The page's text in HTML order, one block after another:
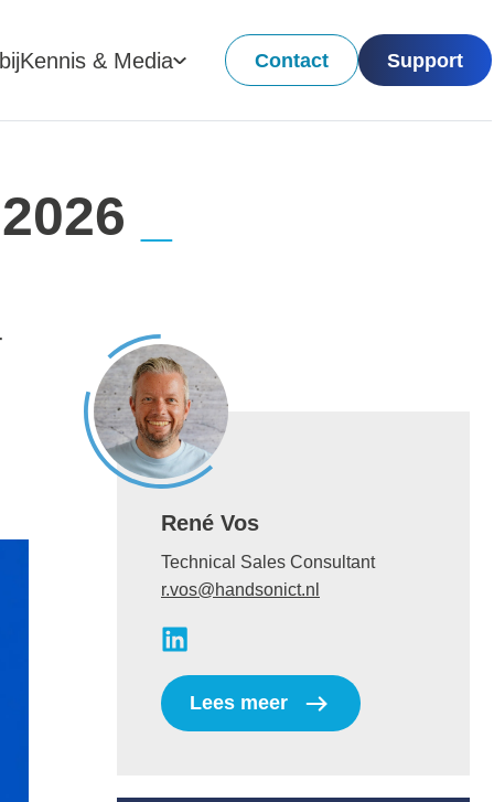
Kennis & Media Contact Support
René Vos
Technical Sales Consultant
r.vos@handsonict.nl
Lees meer